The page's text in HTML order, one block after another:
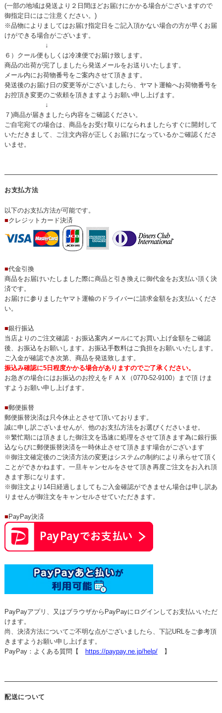
(一部の地域は発送より２日間ほどお届けにかかる場合がございますので
御指定日にはご注意ください。)
※品物によりましてはお届け指定日をご記入頂かない場合の方が早くお届
けができる場合がございます。
↓
６）クール便もしくは冷凍便でお届け致します。
商品の出荷が完了しましたら発送メールをお送りいたします。
メール内にお荷物番号をご案内させて頂きます。
発送後のお届け日の変更等がございましたら、ヤマト運輸へお荷物番号を
お控頂き変更のご依頼を頂きますようお願い申し上げます。
↓
７)商品が届きましたら内容をご確認ください。
ご自宅宛ての場合は、商品をお受け取りになられましたらすぐに開封して
いただきまして、ご注文内容が正しくお届けになっているかご確認くださ
いませ。
お支払方法
以下のお支払方法が可能です。
■クレジットカード決済
■代金引換
商品をお届けいたしました際に商品と引き換えに御代金をお支払い頂く決
済です。
お届けに参りましたヤマト運輸のドライバーに請求金額をお支払いくださ
い。
■銀行振込
当店よりのご注文確認・お振込案内メールにてお買い上げ金額をご確認
後、お振込をお願いします。お振込手数料はご負担をお願いいたします。
ご入金が確認でき次第、商品を発送致します。
振込み確認に5日程度かかる場合がありますのでご了承ください。
お急ぎの場合にはお振込のお控えをＦＡＸ（0770-52-9100）まで頂 けま
すようお願い申し上げます。
■郵便振替
郵便振替決済は只今休止とさせて頂いております。
誠に申し訳ございませんが、他のお支払方法をお選びくださいませ。
※繁忙期には頂きました御注文を迅速に処理をさせて頂きます為に銀行振
込ならびに郵便振替決済を一時休止させて頂きます場合がございます
※御注文確定後のご決済方法の変更はシステムの制約により承らせて頂く
ことができかねます。一旦キャンセルをさせて頂き再度ご注文をお入れ頂
きます形になります。
※御注文より14日経過しましてもご入金確認ができません場合は申し訳あ
りませんが御注文をキャンセルさせていただきます。
■ PayPay決済
PayPayアプリ、又はブラウザからPayPayにログインしてお支払いいただ
けます。
尚、決済方法についてご不明な点がございましたら、下記URLをご参考頂
きますようお願い申し上げます。
PayPay：よくある質問【
https://paypay.ne.jp/help/】
配送について